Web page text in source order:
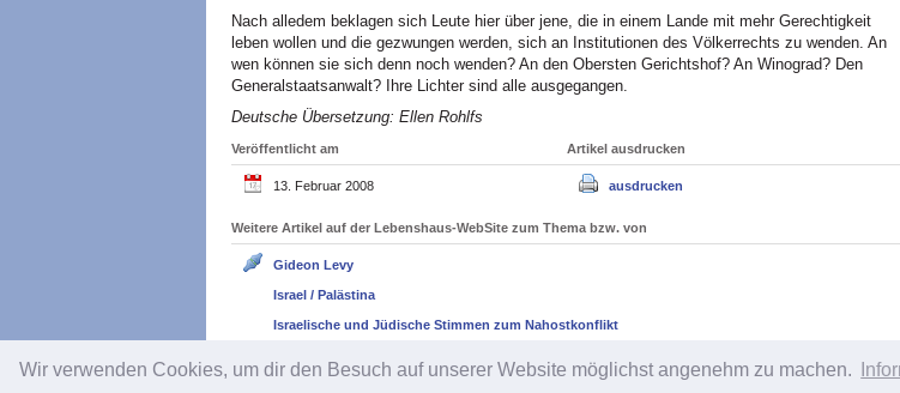
Wir verwenden Cookies, um dir den Besuch auf unserer Website möglichst angenehm zu machen.
Nach alledem beklagen sich Leute hier über jene, die in einem Lande mit mehr Gerechtigkeit
leben wollen und die gezwungen werden, sich an Institutionen des Völkerrechts zu wenden. An
wen können sie sich denn noch wenden? An den Obersten Gerichtshof? An Winograd? Den
Generalstaatsanwalt? Ihre Lichter sind alle ausgegangen.
Deutsche Übersetzung: Ellen Rohlfs
Veröffentlicht am
13. Februar 2008
Artikel ausdrucken
ausdrucken
Weitere Artikel auf der Lebenshaus-WebSite zum Thema bzw. von
Gideon Levy
Israel / Palästina
Israelische und Jüdische Stimmen zum Nahostkonflikt
Impressum /Datenschutz